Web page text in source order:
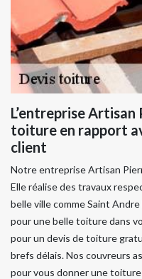
L’entreprise
toiture en rapport
client
Notre entreprise Artisan
Elle réalise des travaux
belle ville comme Saint
pour une belle toiture dans
pour un devis de toiture
brefs délais. Nos couvreurs
pour vous donner une toiture